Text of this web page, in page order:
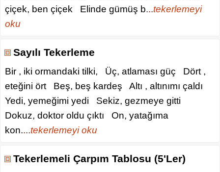
çiçek, ben çiçek Elinde gümüş b...tekerlemeyi
oku
Sayılı Tekerleme
Bir , iki ormandaki tilki, Üç, atlaması güç Dört ,
eteğini ört Beş, beş kardeş Altı , altınımı çaldı
Yedi, yemeğimi yedi Sekiz, gezmeye gitti
Dokuz, doktor oldu çıktı On, yatağıma
kon....tekerlemeyi oku
Tekerlemeli Çarpım Tablosu (5'Ler)